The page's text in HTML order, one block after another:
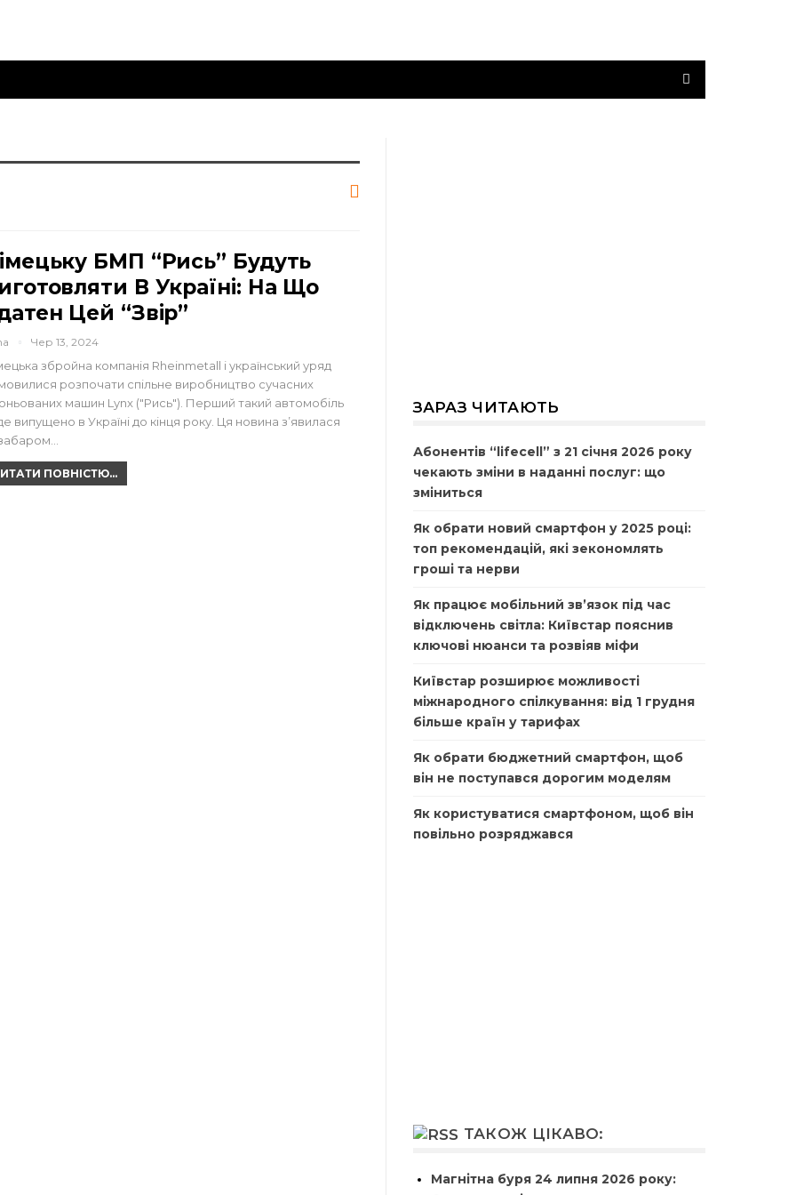
БМП “Рись” Будуть
В Україні: На Що
Цей “звір”
Чер 13, 2024
збройна компанія Rheinmetall і український уряд
розпочати спільне виробництво сучасних
машин Lynx ("Рись"). Перший такий автомобіль
випущено в Україні до кінця року. Ця новина з’явилася
ПОВНІСТЮ...
ЗАРАЗ ЧИТАЮТЬ
Абонентів “lifecell” з 21 січня 2026 року
чекають зміни в наданні послуг: що
зміниться
Як обрати новий смартфон у 2025 році:
топ рекомендацій, які зекономлять
гроші та нерви
Як працює мобільний зв’язок під час
відключень світла: Київстар пояснив
ключові нюанси та розвіяв міфи
Київстар розширює можливості
міжнародного спілкування: від 1 грудня
більше країн у тарифах
Як обрати бюджетний смартфон, щоб
він не поступався дорогим моделям
Як користуватися смартфоном, щоб він
повільно розряджався
ТАКОЖ ЦІКАВО:
Магнітна буря 24 липня 2026 року: